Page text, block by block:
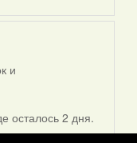
и
осталось 2 дня.